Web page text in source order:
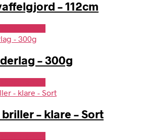
– 112cm
– 300g
– klare – Sort